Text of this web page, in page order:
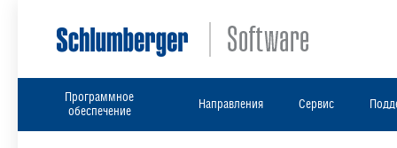
Программное
обеспечение
Направления Сервис